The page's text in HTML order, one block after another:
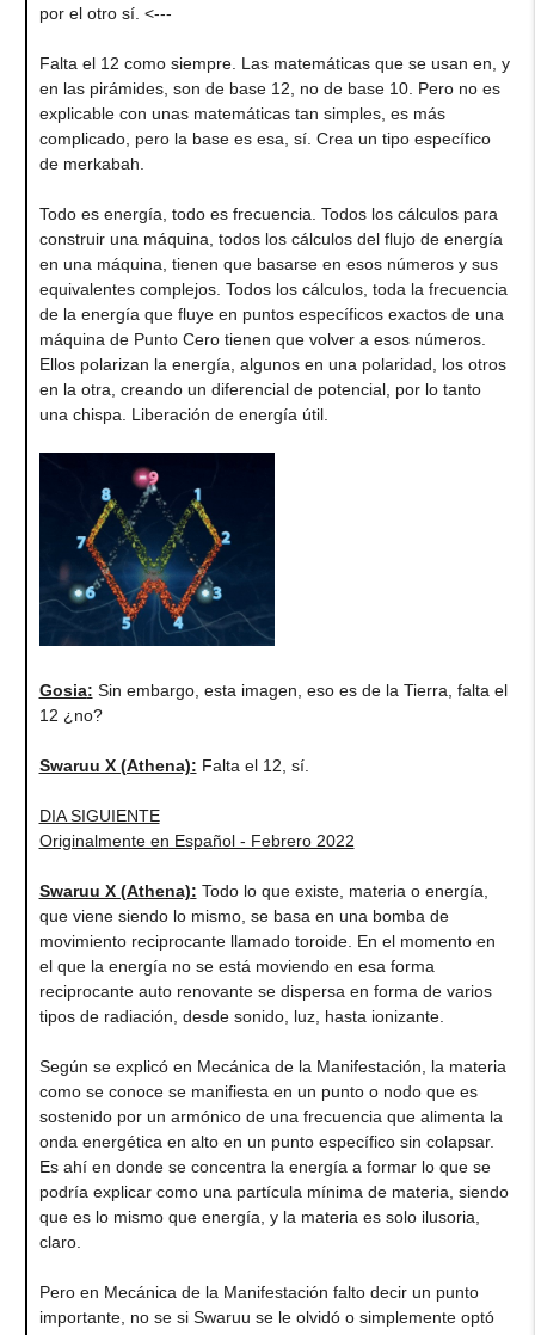
por el otro sí. <---
Falta el 12 como siempre. Las matemáticas que se usan en, y
en las pirámides, son de base 12, no de base 10. Pero no es
explicable con unas matemáticas tan simples, es más
complicado, pero la base es esa, sí. Crea un tipo específico
de merkabah.
Todo es energía, todo es frecuencia. Todos los cálculos para
construir una máquina, todos los cálculos del flujo de energía
en una máquina, tienen que basarse en esos números y sus
equivalentes complejos. Todos los cálculos, toda la frecuencia
de la energía que fluye en puntos específicos exactos de una
máquina de Punto Cero tienen que volver a esos números.
Ellos polarizan la energía, algunos en una polaridad, los otros
en la otra, creando un diferencial de potencial, por lo tanto
una chispa. Liberación de energía útil.
Gosia: Sin embargo, esta imagen, eso es de la Tierra, falta el
12 ¿no?
Swaruu X (Athena): Falta el 12, sí.
DIA SIGUIENTE
Originalmente en Español - Febrero 2022
Swaruu X (Athena): Todo lo que existe, materia o energía,
que viene siendo lo mismo, se basa en una bomba de
movimiento reciprocante llamado toroide. En el momento en
el que la energía no se está moviendo en esa forma
reciprocante auto renovante se dispersa en forma de varios
tipos de radiación, desde sonido, luz, hasta ionizante.
Según se explicó en Mecánica de la Manifestación, la materia
como se conoce se manifiesta en un punto o nodo que es
sostenido por un armónico de una frecuencia que alimenta la
onda energética en alto en un punto específico sin colapsar.
Es ahí en donde se concentra la energía a formar lo que se
podría explicar como una partícula mínima de materia, siendo
que es lo mismo que energía, y la materia es solo ilusoria,
claro.
Pero en Mecánica de la Manifestación falto decir un punto
importante, no se si Swaruu se le olvidó o simplemente optó